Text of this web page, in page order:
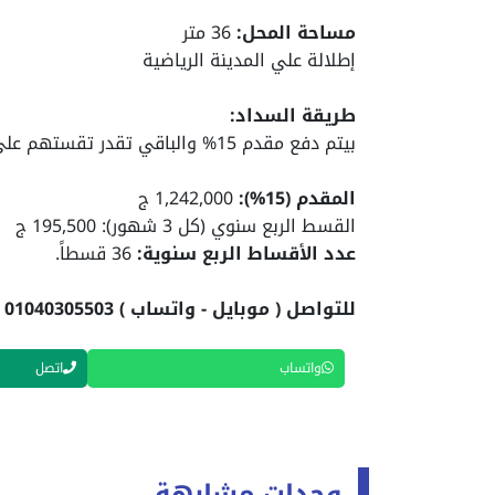
مساحة المحل:36 متر
إطلالة علي المدينة الرياضية
طريقة السداد:
بيتم دفع مقدم 15% والباقي تقدر تقستهم علي 9 سنوات.
المقدم (15%):
1,242,000 ج
القسط الربع سنوي (كل 3 شهور): 195,500 ج
عدد الأقساط الربع سنوية:36 قسطاً.
للتواصل ( موبايل - واتساب ) 01040305503
واتساب اتصل